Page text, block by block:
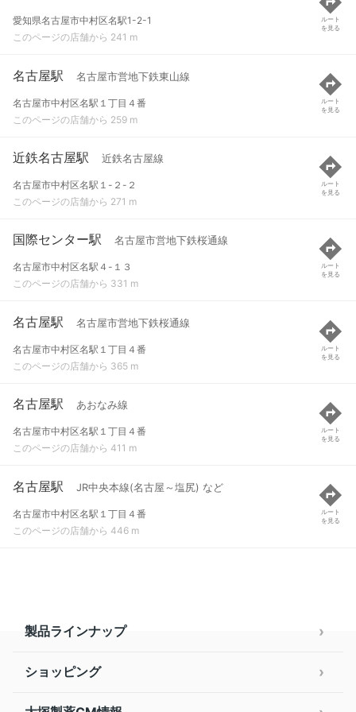
愛知県名古屋市中村区名駅1-2-1
このページの店舗から 241 m
ルート
を見る
名古屋駅 名古屋市営地下鉄東山線
名古屋市中村区名駅１丁目４番
このページの店舗から 259 m
ルート
を見る
近鉄名古屋駅 近鉄名古屋線
名古屋市中村区名駅１-２-２
このページの店舗から 271 m
ルート
を見る
国際センター駅 名古屋市営地下鉄桜通線
名古屋市中村区名駅４-１３
このページの店舗から 331 m
ルート
を見る
名古屋駅 名古屋市営地下鉄桜通線
名古屋市中村区名駅１丁目４番
このページの店舗から 365 m
ルート
を見る
名古屋駅 あおなみ線
名古屋市中村区名駅１丁目４番
このページの店舗から 411 m
ルート
を見る
名古屋駅 JR中央本線(名古屋～塩尻) など
名古屋市中村区名駅１丁目４番
このページの店舗から 446 m
ルート
を見る
製品ラインナップ
ショッピング